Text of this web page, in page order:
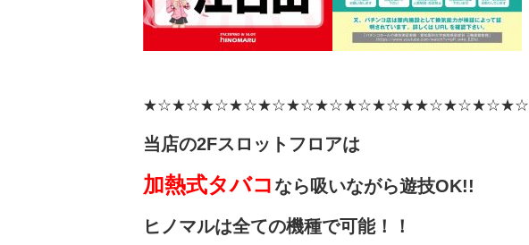
★☆★☆★☆★☆★☆★☆★☆★☆★☆★★☆★☆★☆★☆
当店の2Fスロットフロアは
加熱式タバコ なら吸いながら遊技OK!!
ヒノマルは全ての機種で可能！！